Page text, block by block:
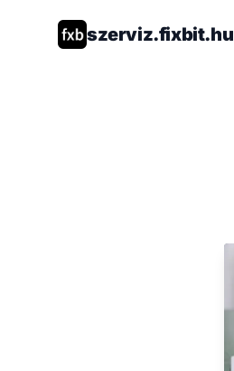
szerviz.fixbit.hu